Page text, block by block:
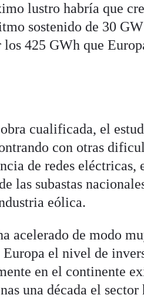
lustro habría que
sostenido de 30
425 GWh que
cualificada, el
con otras
de redes eléctricas,
las subastas
eólica.
acelerado de modo
el nivel de
en el continente
una década el sector